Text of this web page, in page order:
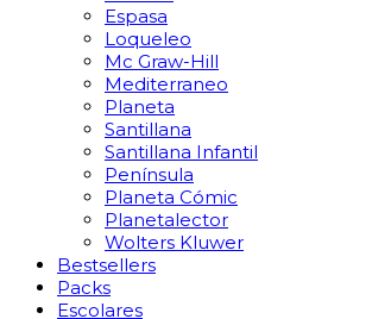
Espasa
Loqueleo
Mc Graw-Hill
Mediterraneo
Planeta
Santillana
Santillana Infantil
Península
Planeta Cómic
Planetalector
Wolters Kluwer
Bestsellers
Packs
Escolares